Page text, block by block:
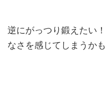
逆にがっつり鍛えたい
なさを感じてしまうかも